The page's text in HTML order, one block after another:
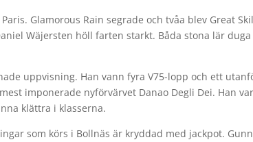
Glamorous Rain segrade och tvåa blev Great
Wäjersten höll farten starkt. Båda stona lär duga
uppvisning. Han vann fyra V75-lopp och ett
imponerade nyförvärvet Danao Degli Dei. Han var
klättra i klasserna.
som körs i Bollnäs är kryddad med jackpot.